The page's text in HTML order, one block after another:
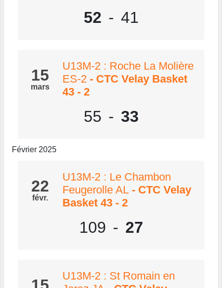
52 - 41
15
mars
U13M-2 : Roche La Molière
ES-2 - CTC Velay Basket
43 - 2
55 - 33
Février 2025
22
févr.
U13M-2 : Le Chambon
Feugerolle AL - CTC Velay
Basket 43 - 2
109 - 27
U13M-2 : St Romain en